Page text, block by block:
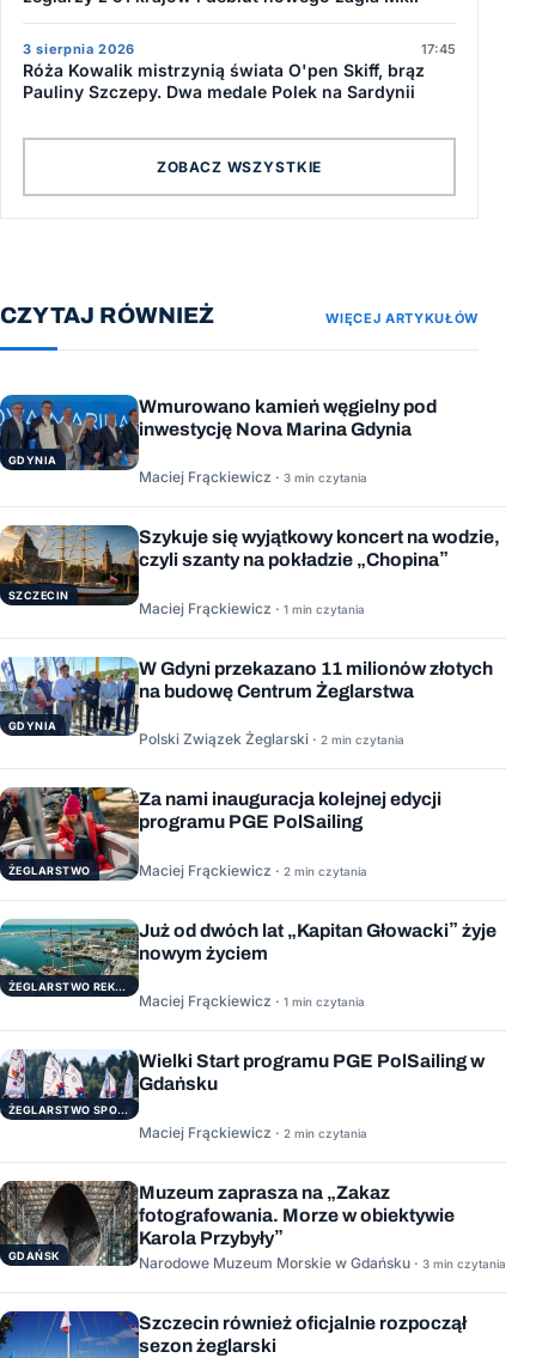
3 sierpnia 2026 17:45
Róża Kowalik mistrzynią świata O'pen Skiff, brąz
Pauliny Szczepy. Dwa medale Polek na Sardynii
ZOBACZ WSZYSTKIE
CZYTAJ RÓWNIEŻ WIĘCEJ ARTYKUŁÓW
GDYNIA
Wmurowano kamień węgielny pod
inwestycję Nova Marina Gdynia
Maciej Frąckiewicz · 3 min czytania
SZCZECIN
Szykuje się wyjątkowy koncert na wodzie,
czyli szanty na pokładzie „Chopina”
Maciej Frąckiewicz · 1 min czytania
GDYNIA
W Gdyni przekazano 11 milionów złotych
na budowę Centrum Żeglarstwa
Polski Związek Żeglarski · 2 min czytania
ŻEGLARSTWO
Za nami inauguracja kolejnej edycji
programu PGE PolSailing
Maciej Frąckiewicz · 2 min czytania
ŻEGLARSTWO REKERACYJNE
Już od dwóch lat „Kapitan Głowacki” żyje
nowym życiem
Maciej Frąckiewicz · 1 min czytania
ŻEGLARSTWO SPORTOWE
Wielki Start programu PGE PolSailing w
Gdańsku
Maciej Frąckiewicz · 2 min czytania
GDAŃSK
Muzeum zaprasza na „Zakaz
fotografowania. Morze w obiektywie
Karola Przybyły”
Narodowe Muzeum Morskie w Gdańsku · 3 min czytania
Szczecin również oficjalnie rozpoczął
sezon żeglarski